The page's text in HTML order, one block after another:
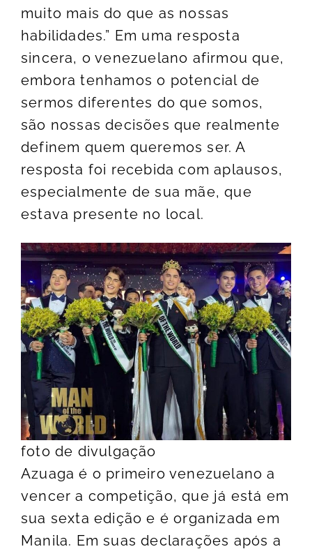
muito mais do que as nossas
habilidades.” Em uma resposta
sincera, o venezuelano afirmou que,
embora tenhamos o potencial de
sermos diferentes do que somos,
são nossas decisões que realmente
definem quem queremos ser. A
resposta foi recebida com aplausos,
especialmente de sua mãe, que
estava presente no local.
foto de divulgação
Azuaga é o primeiro venezuelano a
vencer a competição, que já está em
sua sexta edição e é organizada em
Manila. Em suas declarações após a